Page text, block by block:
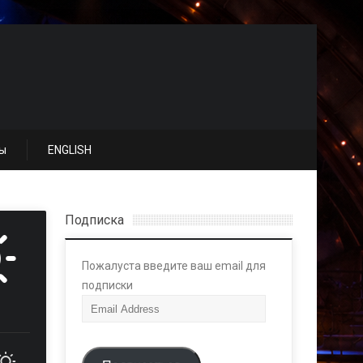
ENGLISH
Подписка
Пожалуста введите ваш email для
подписки